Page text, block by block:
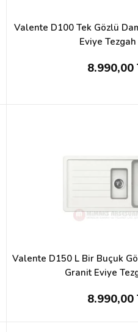
Valente D100 Tek Gözlü
Eviye
8.990,00
Valente D150 L Bir Buçuk
Granit Eviye
8.990,00